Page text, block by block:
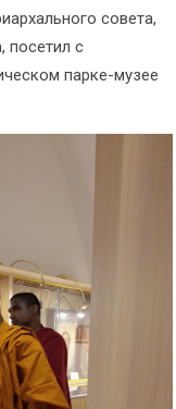
совета,
посетил с
парке-музее